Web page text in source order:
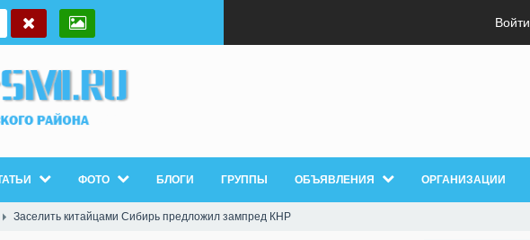
Войти
ФОТО БЛОГИ ГРУППЫ ОБЪЯВЛЕНИЯ ОРГАНИЗАЦИИ
Заселить китайцами Сибирь предложил зампред КНР